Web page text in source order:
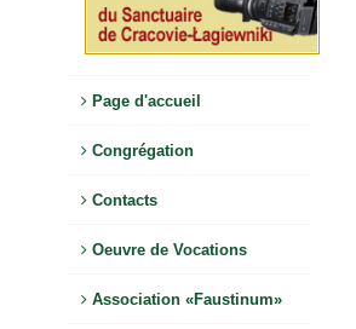
Page d'accueil
Congrégation
Contacts
Oeuvre de Vocations
Association «Faustinum»